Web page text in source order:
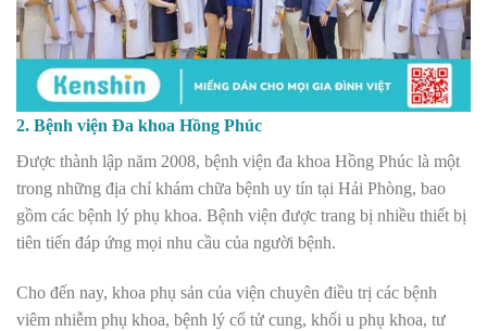
2. Bệnh viện Đa khoa Hồng Phúc
Được thành lập năm 2008, bệnh viện đa khoa Hồng Phúc là một
trong những địa chỉ khám chữa bệnh uy tín tại Hải Phòng, bao
gồm các bệnh lý phụ khoa. Bệnh viện được trang bị nhiều thiết bị
tiên tiến đáp ứng mọi nhu cầu của người bệnh.
Cho đến nay, khoa phụ sản của viện chuyên điều trị các bệnh
viêm nhiễm phụ khoa, bệnh lý cổ tử cung, khối u phụ khoa, tư